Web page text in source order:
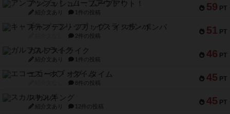
59 PT
アンブッシュ！：ムーブアウト！
紹介文あり 1件の投稿
51 PT
キャプテン・フリップ：イスラ・ボンバ
2件の投稿
46 PT
ガルフストライク
紹介文あり 1件の投稿
45 PT
エコーズ・オブ・タイム
8件の投稿
45 PT
スカルキング
紹介文あり 12件の投稿